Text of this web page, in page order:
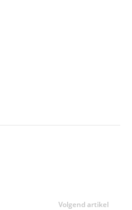
Volgend artikel